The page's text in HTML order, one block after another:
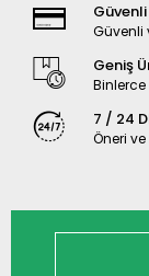
Güvenli
Güvenli
Geniş
7 / 24
Öneri